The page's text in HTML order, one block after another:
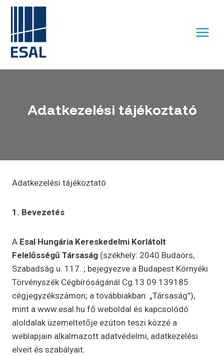
Skip
content
Adatkezelési tájékoztató
Adatkezelési tájékoztató
1. Bevezetés
A Esal Hungária Kereskedelmi Korlátolt
Felelősségű Társaság (székhely: 2040 Budaörs,
Szabadság u. 117..; bejegyezve a Budapest Környéki
Törvényszék Cégbíróságánál Cg.13 09 139185
cégjegyzékszámon; a továbbiakban: „Társaság”),
mint a www.esal.hu fő weboldal és kapcsolódó
aloldalak üzemeltetője ezúton teszi közzé a
weblapjain alkalmazott adatvédelmi, adatkezelési
elveit és szabályait.